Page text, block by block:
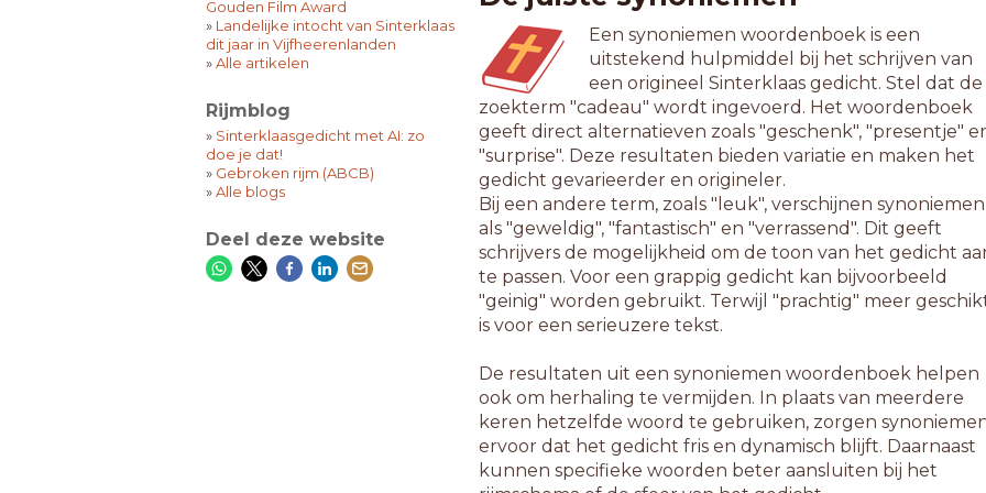
Gouden Film Award
» Landelijke intocht van Sinterklaas
dit jaar in Vijfheerenlanden
»Alle artikelen
Rijmblog
» Sinterklaasgedicht met AI: zo
doe je dat!
» Gebroken rijm (ABCB)
»Alle blogs
Deel deze website
Een synoniemen woordenboek is een
uitstekend hulpmiddel bij het schrijven van
een origineel Sinterklaas gedicht. Stel dat de
zoekterm "cadeau" wordt ingevoerd. Het woordenboek
geeft direct alternatieven zoals "geschenk", "presentje"
"surprise". Deze resultaten bieden variatie en maken het
gedicht gevarieerder en origineler.
Bij een andere term, zoals "leuk", verschijnen synoniemen
als "geweldig", "fantastisch" en "verrassend". Dit geeft
schrijvers de mogelijkheid om de toon van het gedicht
te passen. Voor een grappig gedicht kan bijvoorbeeld
"geinig" worden gebruikt. Terwijl "prachtig" meer
is voor een serieuzere tekst.
De resultaten uit een synoniemen woordenboek helpen
ook om herhaling te vermijden. In plaats van meerdere
keren hetzelfde woord te gebruiken, zorgen
ervoor dat het gedicht fris en dynamisch blijft. Daarnaast
kunnen specifieke woorden beter aansluiten bij het